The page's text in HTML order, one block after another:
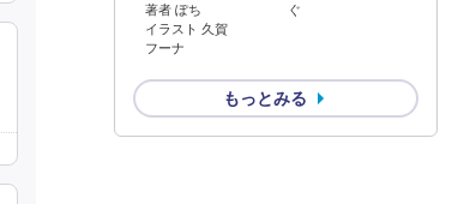
著者 ぽち
イラスト 久賀
フーナ
ぐ
もっとみる